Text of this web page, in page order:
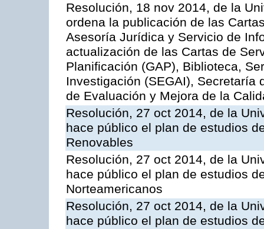
Resolución, 18 nov 2014, de la
ordena la publicación de las
Asesoría Jurídica y Servicio de
actualización de las Cartas de
Planificación (GAP), Biblioteca,
Investigación (SEGAI), Secretaría
de Evaluación y Mejora de la
Resolución, 27 oct 2014, de la
hace público el plan de estudios
Renovables
Resolución, 27 oct 2014, de la
hace público el plan de estudios
Norteamericanos
Resolución, 27 oct 2014, de la
hace público el plan de estudios